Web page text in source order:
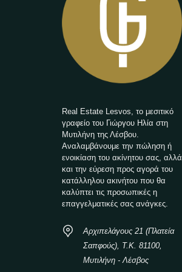
Real Estate Lesvos, το μεσιτικό
γραφείο του Γιώργου Ηλία στη
Μυτιλήνη της Λέσβου.
Αναλαμβάνουμε την πώληση ή
ενοικίαση του ακίνητου σας, αλλά
και την εύρεση προς αγορά του
κατάλληλου ακινήτου που θα
καλύπτει τις προσωπικές η
επαγγελματικές σας ανάγκες.
Αρχιπελάγους 21 (Πλατεία
Σαπφούς), Τ.Κ. 81100,
Μυτιλήνη - Λέσβος